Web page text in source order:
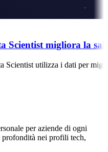
Scientist migliora la
Scientist utilizza i dati per
per aziende di ogni
profondità nei profili tech,